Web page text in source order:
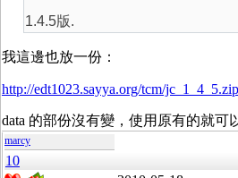
1.4.5版.
我這邊也放一份：
http://edt1023.sayya.org/tcm/jc_1_4_5.zip
data 的部份沒有變，使用原有的就可
marcy
10